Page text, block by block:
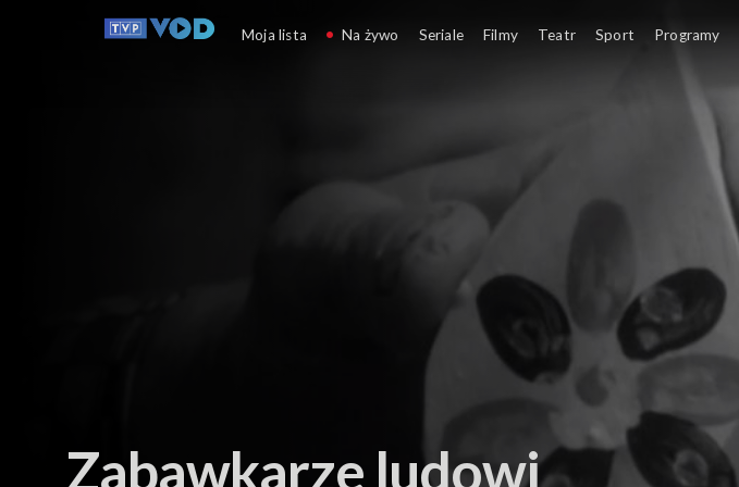
Zabawkarze ludowi
Moja lista Na żywo Seriale Filmy Teatr Sport Programy